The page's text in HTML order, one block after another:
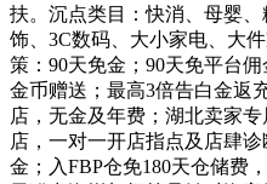
扶。沉点类目：快消、母婴
饰、3C数码、大小家电、大
策：90天免金；90天免平台
金币赠送；最高3倍告白金返
店，无金及年费；湖北卖家
店，一对一开店指点及店肆
金；入FBP仓免180天仓储费